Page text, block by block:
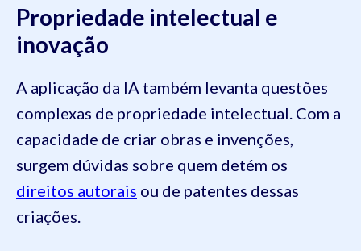
Propriedade intelectual e
inovação
A aplicação da IA também levanta questões
complexas de propriedade intelectual. Com a
capacidade de criar obras e invenções,
surgem dúvidas sobre quem detém os
direitos autorais ou de patentes dessas
criações.